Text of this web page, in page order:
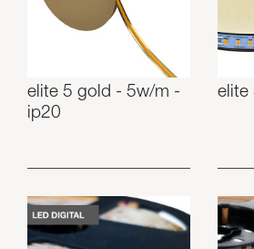
elite 5 gold - 5w/m -
ip20
elite